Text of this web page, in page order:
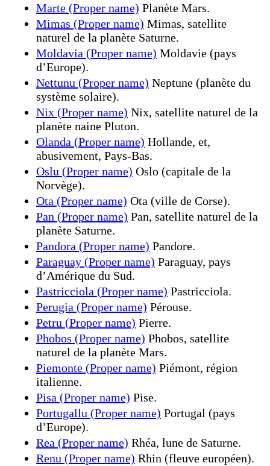
Marte (Proper name) Planète Mars.
Mimas (Proper name) Mimas, satellite
naturel de la planète Saturne.
Moldavia (Proper name) Moldavie (pays
d’Europe).
Nettunu (Proper name) Neptune (planète du
système solaire).
Nix (Proper name) Nix, satellite naturel de la
planète naine Pluton.
Olanda (Proper name) Hollande, et,
abusivement, Pays-Bas.
Oslu (Proper name) Oslo (capitale de la
Norvège).
Ota (Proper name) Ota (ville de Corse).
Pan (Proper name) Pan, satellite naturel de la
planète Saturne.
Pandora (Proper name) Pandore.
Paraguay (Proper name) Paraguay, pays
d’Amérique du Sud.
Pastricciola (Proper name) Pastricciola.
Perugia (Proper name) Pérouse.
Petru (Proper name) Pierre.
Phobos (Proper name) Phobos, satellite
naturel de la planète Mars.
Piemonte (Proper name) Piémont, région
italienne.
Pisa (Proper name) Pise.
Portugallu (Proper name) Portugal (pays
d’Europe).
Rea (Proper name) Rhéa, lune de Saturne.
Renu (Proper name) Rhin (fleuve européen).